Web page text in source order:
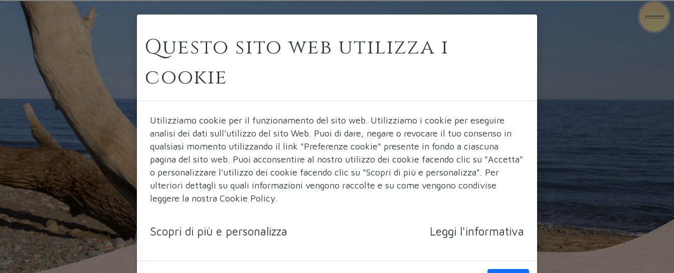
Questo sito web utilizza i
cookie
Utilizziamo cookie per il funzionamento del sito web. Utilizziamo i cookie per eseguire
analisi dei dati sull'utilizzo del sito Web. Puoi di dare, negare o revocare il tuo consenso in
qualsiasi momento utilizzando il link "Preferenze cookie" presente in fondo a ciascuna
pagina del sito web. Puoi acconsentire al nostro utilizzo dei cookie facendo clic su "Accetta"
o personalizzare l'utilizzo dei cookie facendo clic su "Scopri di più e personalizza". Per
ulteriori dettagli su quali informazioni vengono raccolte e su come vengono condivise
leggere la nostra Cookie Policy.
Scopri di più e personalizza Leggi l'informativa